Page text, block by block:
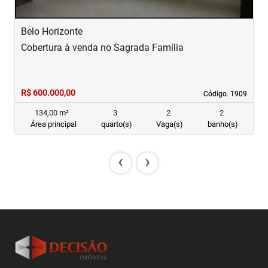
Belo Horizonte
Código. 1909
Código. 1909
Cobertura à venda no Sagrada Família
R$ 600.000,00
134,00 m²
Área principal
3
quarto(s)
2
Vaga(s)
2
banho(s)
‹ ›